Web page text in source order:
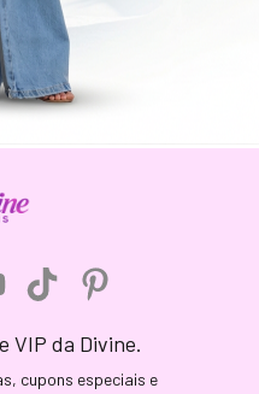
VIP da Divine.
cupons especiais e